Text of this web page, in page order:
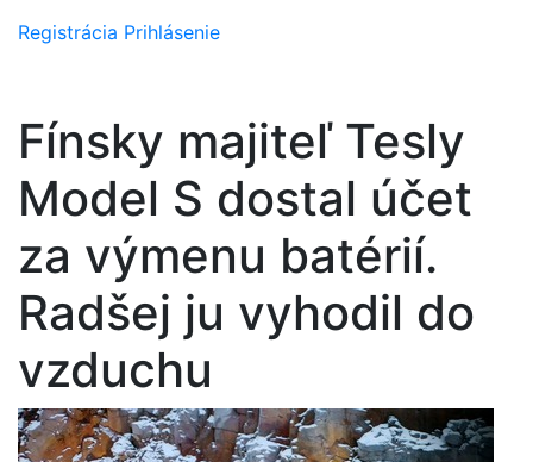
Registrácia Prihlásenie
Fínsky majiteľ Tesly
Model S dostal účet
za výmenu batérií.
Radšej ju vyhodil do
vzduchu